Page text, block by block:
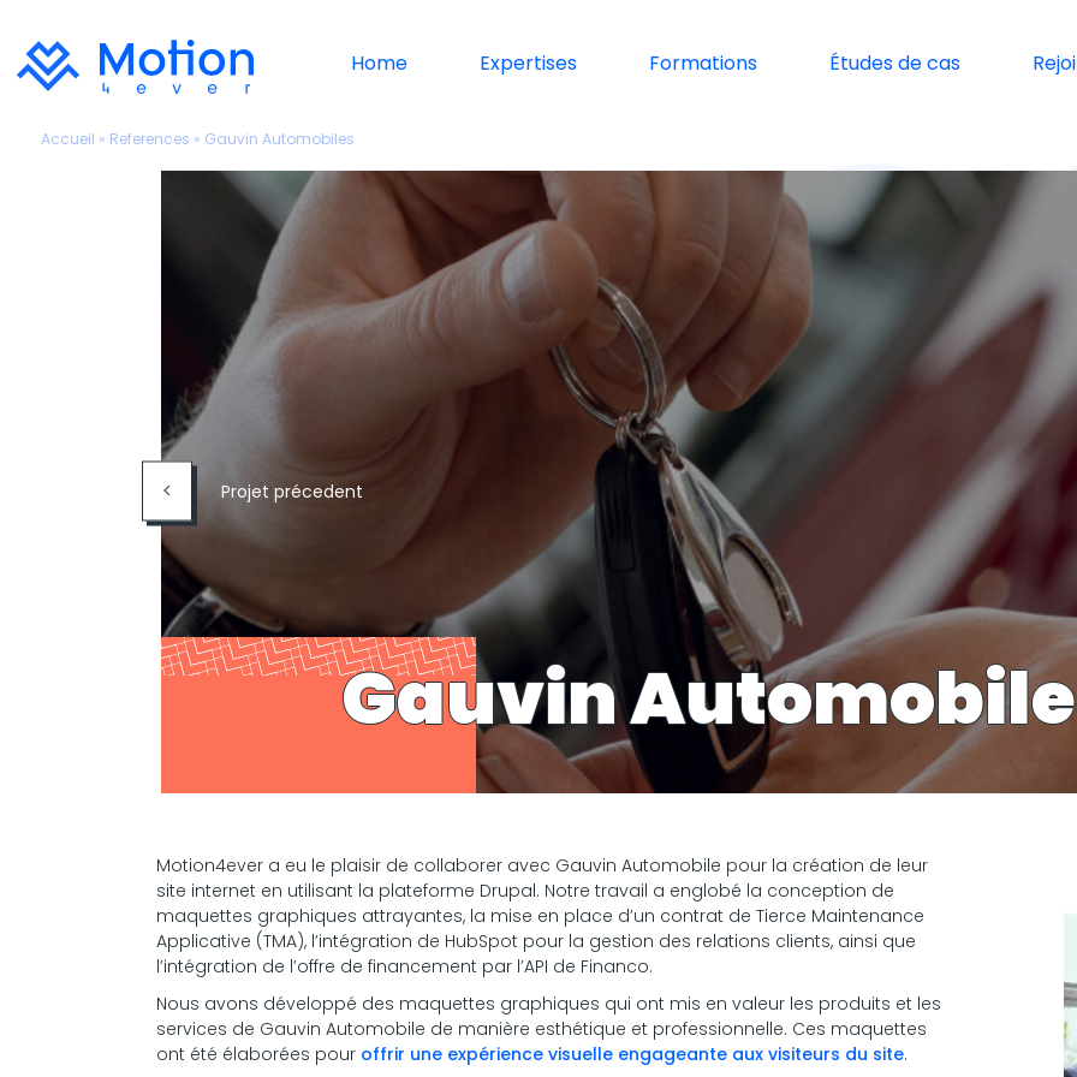
Home Expertises Formations Études de cas
Accueil » References » Gauvin Automobiles
Gauvin
< Projet précedent
Motion4ever a eu le plaisir de collaborer avec Gauvin Automobile pour la création de leur
site internet en utilisant la plateforme Drupal. Notre travail a englobé la conception de
maquettes graphiques attrayantes, la mise en place d’un contrat de Tierce Maintenance
Applicative (TMA), l’intégration de HubSpot pour la gestion des relations clients, ainsi que
l’intégration de l’offre de financement par l’API de Financo.
Nous avons développé des maquettes graphiques qui ont mis en valeur les produits et les
services de Gauvin Automobile de manière esthétique et professionnelle. Ces maquettes
ont été élaborées pour offrir une expérience visuelle engageante aux visiteurs du site.